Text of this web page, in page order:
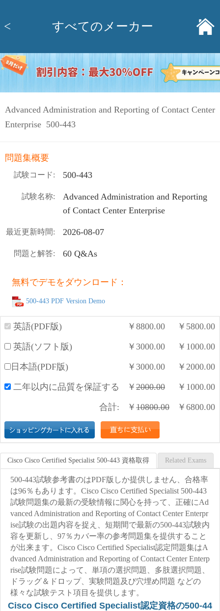
< すべてのメーカー
Advanced Administration and Reporting of Contact Center
Enterprise 500-443
問題集概要
試験コード: 500-443
試験名称:
Advanced Administration and Reporting
of Contact Center Enterprise
最近更新時間: 2026-08-07
問題と解答: 60 Q&As
無料でデモをダウンロード：
500-443 PDF Version Demo
英語(PDF版) ￥ 8800.00 ￥ 5800.00
英語(ソフト版) ￥ 3000.00 ￥ 1000.00
日本語(PDF版) ￥ 3000.00 ￥ 2000.00
二年以内に品質を保証する ￥ 2000.00 ￥ 1000.00
合計: ￥ 10800.00 ￥ 6800.00
Cisco Cisco Certified Specialist 500-443 資格取得 Related Exams
500-443試験参考書のはPDF版しか提供しません、合格率
は96％もあります。Cisco Cisco Certified Specialist 500-443
試験問題集の最新の受験情報に関心を持って、正確にAd
vanced Administration and Reporting of Contact Center Enterpr
ise試験の出題内容を捉え、短期間で最新の500-443試験内
容を更新し、97％カバー率の参考問題集を提供すること
が出来ます。Cisco Cisco Certified Specialist認定問題集はA
dvanced Administration and Reporting of Contact Center Enterp
rise試験問題によって、単項の選択問題、多肢選択問題、
ドラッグ＆ドロップ、実験問題及び穴埋め問題 などの
様々な試験テスト項目を提供します。
Cisco Cisco Certified Specialist認定資格の500-44